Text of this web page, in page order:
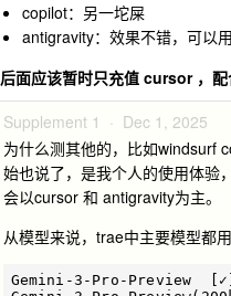
copilot：另一坨屎
antigravity：效果不错，可以
后面应该暂时只充值 cursor ，
Supplement 1 · Dec 1, 2025
为什么测其他的，比如windsurf
始也说了，是我个人的使用体验
会以cursor 和 antigravity为主。
从模型来说，trae中主要模型都
Gemini-3-Pro-Preview